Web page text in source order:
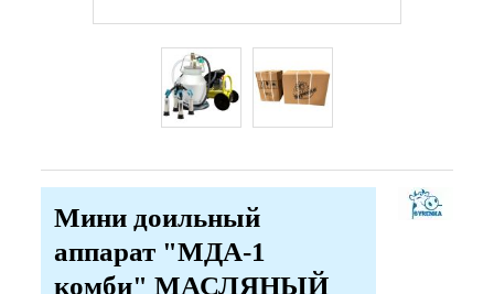
Мини доильный
аппарат "МДА-1
комби" МАСЛЯНЫЙ